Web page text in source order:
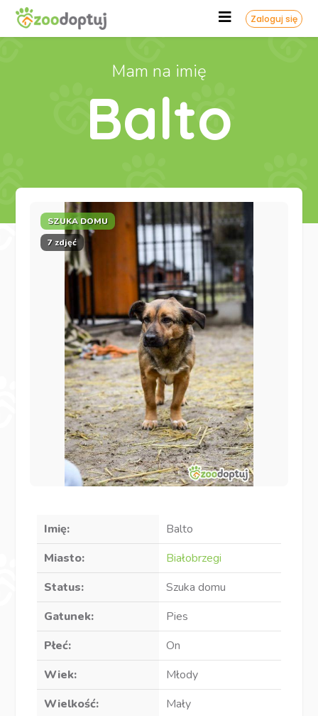
Zaloguj się
Mam na imię
Balto
SZUKA DOMU
7 zdjęć
Imię:
Balto
Miasto:
Białobrzegi
Status:
Szuka domu
Gatunek:
Pies
Płeć:
On
Wiek:
Młody
Wielkość:
Mały